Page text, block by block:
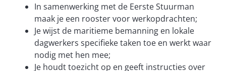
In samenwerking met de Eerste Stuurman
maak je een rooster voor werkopdrachten;
Je wijst de maritieme bemanning en lokale
dagwerkers specifieke taken toe en werkt waar
nodig met hen mee;
Je houdt toezicht op en geeft instructies over